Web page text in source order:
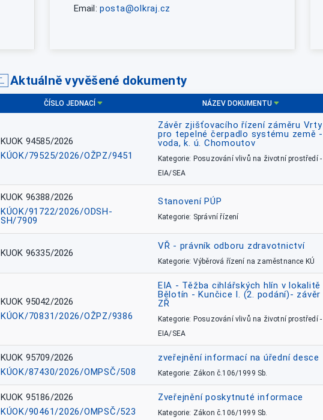
Email: posta@olkraj.cz
Aktuálně vyvěšené dokumenty
ČÍSLO JEDNACÍ NÁZEV DOKUMENTU
KUOK 94585/2026
KÚOK/79525/2026/OŽPZ/9451
Závěr zjišťovacího řízení záměru Vrty
pro tepelné čerpadlo systému země -
voda, k. ú. Chomoutov
Kategorie: Posuzování vlivů na životní prostředí -
EIA/SEA
KUOK 96388/2026
KÚOK/91722/2026/ODSH-
SH/7909
Stanovení PÚP
Kategorie: Správní řízení
KUOK 96335/2026
VŘ - právník odboru zdravotnictví
Kategorie: Výběrová řízení na zaměstnance KÚ
KUOK 95042/2026
KÚOK/70831/2026/OŽPZ/9386
EIA - Těžba cihlářských hlín v lokalitě
Bělotín - Kunčice I. (2. podání)- závěr
ZŘ
Kategorie: Posuzování vlivů na životní prostředí -
EIA/SEA
KUOK 95709/2026
KÚOK/87430/2026/OMPSČ/508
zveřejnění informací na úřední desce
Kategorie: Zákon č.106/1999 Sb.
KUOK 95186/2026
KÚOK/90461/2026/OMPSČ/523
Zveřejnění poskytnuté informace
Kategorie: Zákon č.106/1999 Sb.